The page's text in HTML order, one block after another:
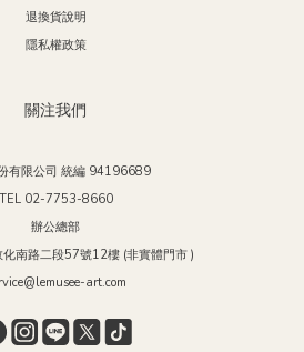
退換貨說明
隱私權政策
關注我們
有限公司 統編 94196689
TEL 02-7753-8660
辦公總部
化南路二段57號12樓 (非實體門市 )
art.com